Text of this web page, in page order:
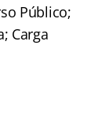
Público;
Carga